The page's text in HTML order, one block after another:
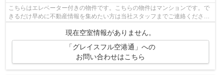
こちらはエレベーター付きの物件です。こちらの物件はマンションです。で
きるだけ早めに不動産情報を集めたい方は当社スタッフまでご連絡くださ
い。地域の不動産情報をいち早くお届け...
現在空室情報がありません。
「グレイスフル空港通」への
お問い合わせはこちら